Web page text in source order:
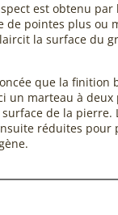
est obtenu par
de pointes plus ou
la surface du
que la finition
un marteau à deux
de la pierre.
réduites pour